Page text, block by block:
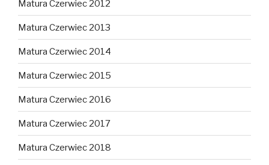
Matura Czerwiec 2012
Matura Czerwiec 2013
Matura Czerwiec 2014
Matura Czerwiec 2015
Matura Czerwiec 2016
Matura Czerwiec 2017
Matura Czerwiec 2018